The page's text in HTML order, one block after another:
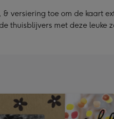
versiering toe om de kaart
thuisblijvers met deze leuke